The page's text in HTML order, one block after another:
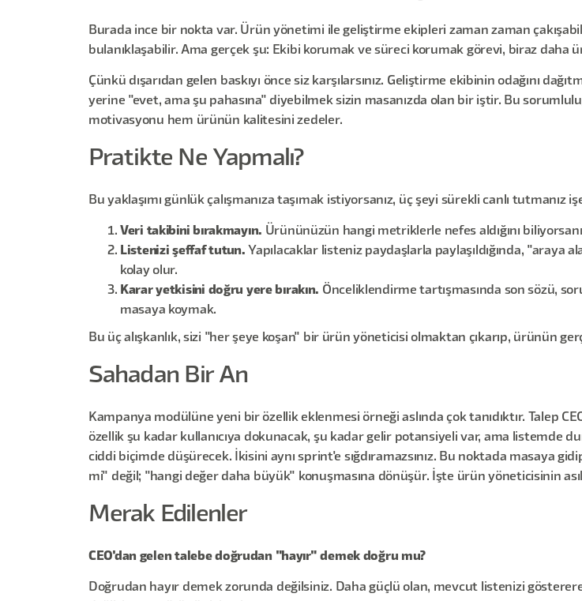
Burada ince bir nokta var. Ürün yönetimi ile geliştirme ekipleri zaman zaman
bulanıklaşabilir. Ama gerçek şu: Ekibi korumak ve süreci korumak görevi, biraz daha
Çünkü dışarıdan gelen baskıyı önce siz karşılarsınız. Geliştirme ekibinin odağını
yerine "evet, ama şu pahasına" diyebilmek sizin masanızda olan bir iştir. Bu
motivasyonu hem ürünün kalitesini zedeler.
Pratikte Ne Yapmalı?
Bu yaklaşımı günlük çalışmanıza taşımak istiyorsanız, üç şeyi sürekli canlı tutmanız
Veri takibini bırakmayın. Ürününüzün hangi metriklerle nefes aldığını
Listenizi şeffaf tutun. Yapılacaklar listeniz paydaşlarla paylaşıldığında, "araya
kolay olur.
Karar yetkisini doğru yere bırakın. Önceliklendirme tartışmasında son sözü,
masaya koymak.
Bu üç alışkanlık, sizi "her şeye koşan" bir ürün yöneticisi olmaktan çıkarıp, ürünün
Sahadan Bir An
Kampanya modülüne yeni bir özellik eklenmesi örneği aslında çok tanıdıktır. Talep
özellik şu kadar kullanıcıya dokunacak, şu kadar gelir potansiyeli var, ama listemde
ciddi biçimde düşürecek. İkisini aynı sprint'e sığdıramazsınız. Bu noktada masaya
mi" değil; "hangi değer daha büyük" konuşmasına dönüşür. İşte ürün yöneticisinin asıl
Merak Edilenler
CEO'dan gelen talebe doğrudan "hayır" demek doğru mu?
Doğrudan hayır demek zorunda değilsiniz. Daha güçlü olan, mevcut listenizi